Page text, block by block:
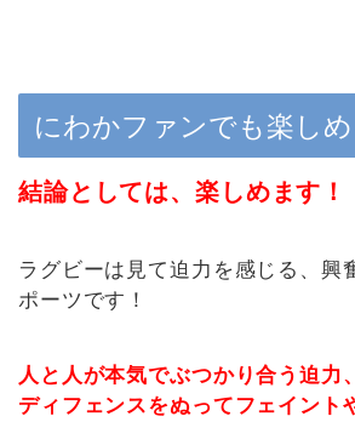
にわかファンでも楽し
結論としては、楽しめます！
ラグビーは見て迫力を感じる、興
ポーツです！
人と人が本気でぶつかり合う迫力
ディフェンスをぬってフェイント